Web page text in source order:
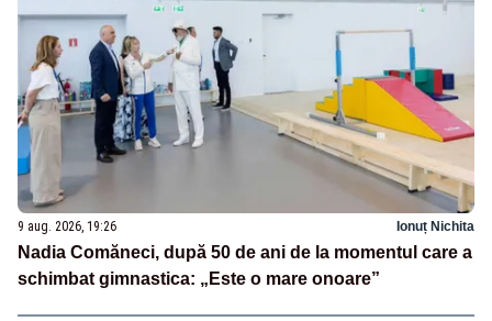
9 aug. 2026, 19:26 Ionuț Nichita
Nadia Comăneci, după 50 de ani de la momentul care a
schimbat gimnastica: „Este o mare onoare”